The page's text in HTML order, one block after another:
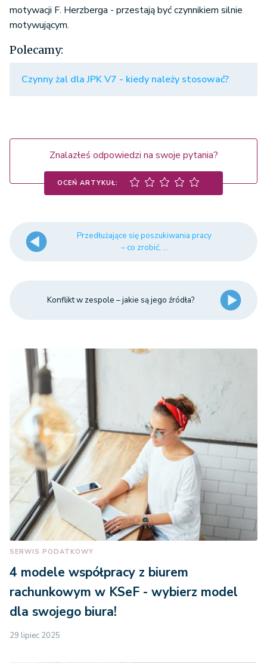
motywacji F. Herzberga - przestają być czynnikiem silnie
motywującym.
Polecamy:
Czynny żal dla JPK V7 - kiedy należy stosować?
Znalazłeś odpowiedzi na swoje pytania?
OCEŃ ARTYKUŁ:
Przedłużające się poszukiwania pracy
– co zrobić, ...
Konflikt w zespole – jakie są jego źródła?
SERWIS PODATKOWY
4 modele współpracy z biurem
rachunkowym w KSeF - wybierz model
dla swojego biura!
29 lipiec 2025